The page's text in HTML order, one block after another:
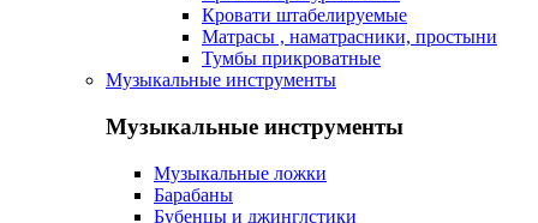
Кровати штабелируемые
Матрасы , наматрасники, простыни
Тумбы прикроватные
Музыкальные инструменты
Музыкальные инструменты
Музыкальные ложки
Барабаны
Бубенцы и джинглстики